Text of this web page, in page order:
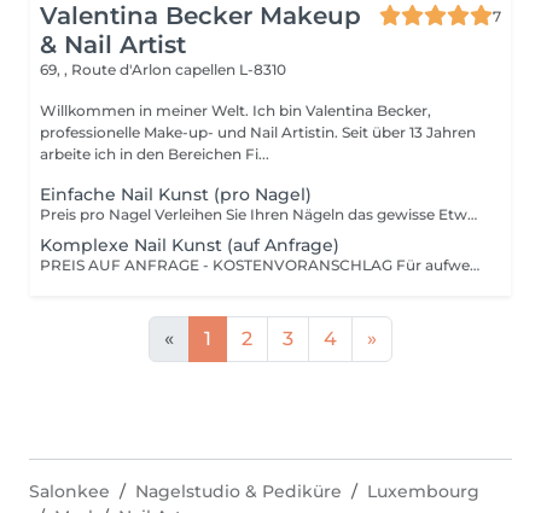
Valentina Becker Makeup
& Nail Artist
7
69, , Route d'Arlon capellen L-8310
Willkommen in meiner Welt. Ich bin Valentina Becker,
professionelle Make-up- und Nail Artistin. Seit über 13 Jahren
arbeite ich in den Bereichen Fi...
Einfache Nail Kunst (pro Nagel)
Preis pro Nagel Verleihen Sie Ihren Nägeln das gewisse Etwas mit dezenten und eleganten Nail-Art-Details. Kleine handgemalte Motive, Strasssteine, Glitzer, Effekte oder feine Verzierungen auf einem oder mehreren Nägeln...
Komplexe Nail Kunst (auf Anfrage)
PREIS AUF ANFRAGE - KOSTENVORANSCHLAG Für aufwendige, individuelle Designs, detailreiche handgemalte Motive, 3D-Effekte, Inlays oder kunstvolle Verzierungen.
« 1 2 3 4 »
Salonkee Nagelstudio & Pediküre
Luxembourg